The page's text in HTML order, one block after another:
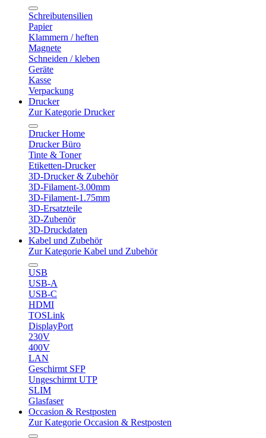
Schreibutensilien
Papier
Klammern / heften
Magnete
Schneiden / kleben
Geräte
Kasse
Verpackung
Drucker
Zur Kategorie Drucker
Drucker Home
Drucker Büro
Tinte & Toner
Etiketten-Drucker
3D-Drucker & Zubehör
3D-Filament-3.00mm
3D-Filament-1.75mm
3D-Ersatzteile
3D-Zubenör
3D-Druckdaten
Kabel und Zubehör
Zur Kategorie Kabel und Zubehör
USB
USB-A
USB-C
HDMI
TOSLink
DisplayPort
230V
400V
LAN
Geschirmt SFP
Ungeschirmt UTP
SLIM
Glasfaser
Occasion & Restposten
Zur Kategorie Occasion & Restposten